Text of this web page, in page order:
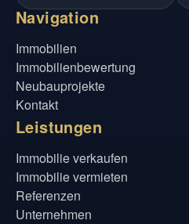
Navigation
Immobilien
Immobilienbewertung
Neubauprojekte
Kontakt
Leistungen
Immobilie verkaufen
Immobilie vermieten
Referenzen
Unternehmen